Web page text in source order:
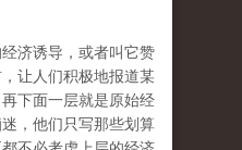
济诱导，或者叫它赞
让人们积极地报道某
下面一层就是原始经
，他们只写那些划算